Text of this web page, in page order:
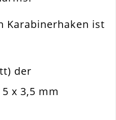
Von Anhängern An
Oder Kette
Legierung
Karabinerhaken ist
der
x 3,5 mm